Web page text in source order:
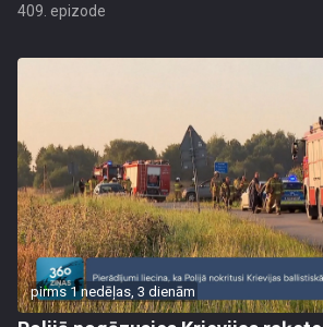
409. epizode
pirms 1 nedēļas, 3 dienām